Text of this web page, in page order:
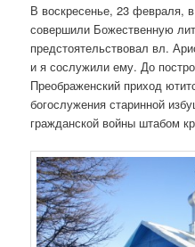
В воскресенье, 23
совершили Божественную
предстоятельствовал вл.
и я сослужили ему. До
Преображенский приход
богослужения старинной
гражданской войны штабом